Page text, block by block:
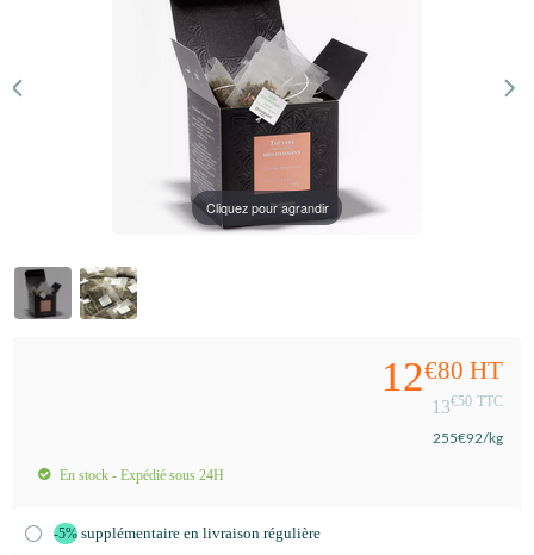
Cliquez pour agrandir
12€80 HT
13€50 TTC
255€92/kg
En stock - Expédié sous 24H
-5% supplémentaire en livraison régulière